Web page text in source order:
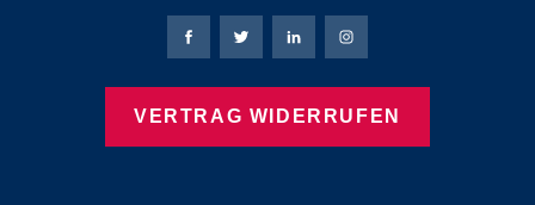
Bierbaum-Proenen Facebook-Seite
Bierbaum-Proenen Twitter Seite
Bierbaum-Proenen LinkedIn
Bierbaum-Proenen
VERTRAG WIDERRUFEN